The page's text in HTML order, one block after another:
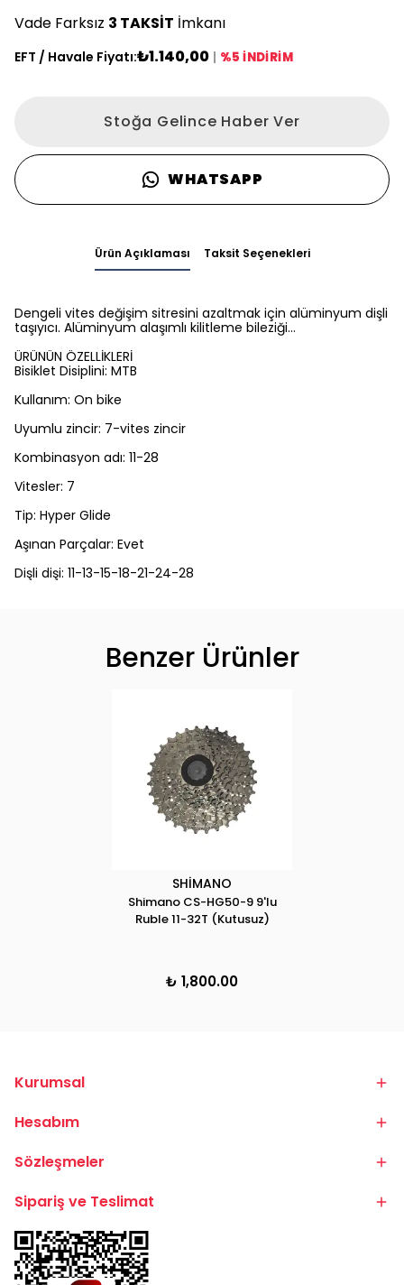
Vade Farksız 3 TAKSİT İmkanı
EFT / Havale Fiyatı:₺1.140,00 | %5 İNDİRİM
Stoğa Gelince Haber Ver
WHATSAPP
Ürün Açıklaması Taksit Seçenekleri
Dengeli vites değişim sitresini azaltmak için alüminyum dişli
taşıyıcı. Alüminyum alaşımlı kilitleme bileziği…
ÜRÜNÜN ÖZELLİKLERİ
Bisiklet Disiplini: MTB
Kullanım: On bike
Uyumlu zincir: 7-vites zincir
Kombinasyon adı: 11-28
Vitesler: 7
Tip: Hyper Glide
Aşınan Parçalar: Evet
Dişli dişi: 11-13-15-18-21-24-28
Benzer Ürünler
SHİMANO
Shimano CS-HG50-9 9'lu
Ruble 11-32T (Kutusuz)
₺ 1,800.00
Kurumsal
Hesabım
Sözleşmeler
Sipariş ve Teslimat